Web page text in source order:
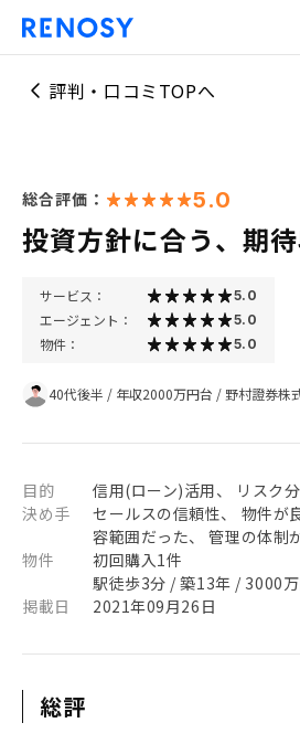
評判・口コミTOPへ
総合評価： 5.0
投資方針に合う、期
サービス： 5.0
エージェント： 5.0
物件： 5.0
40代後半 / 年収2000万円台 / 野村證券株
目的
信用(ローン)活用、 リスク
決め手
セールスの信頼性、 物件が
容範囲だった、 管理の体制
物件
初回購入1件
駅徒歩3分 / 築13年 / 3000
掲載日
2021年09月26日
総評